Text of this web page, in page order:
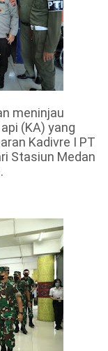
meninjau
(KA) yang
Kadivre I PT
Stasiun Medan